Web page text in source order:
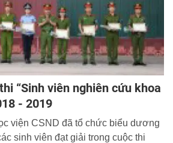
“Sinh viên nghiên cứu khoa
- 2019
viện CSND đã tổ chức biểu dương
sinh viên đạt giải trong cuộc thi